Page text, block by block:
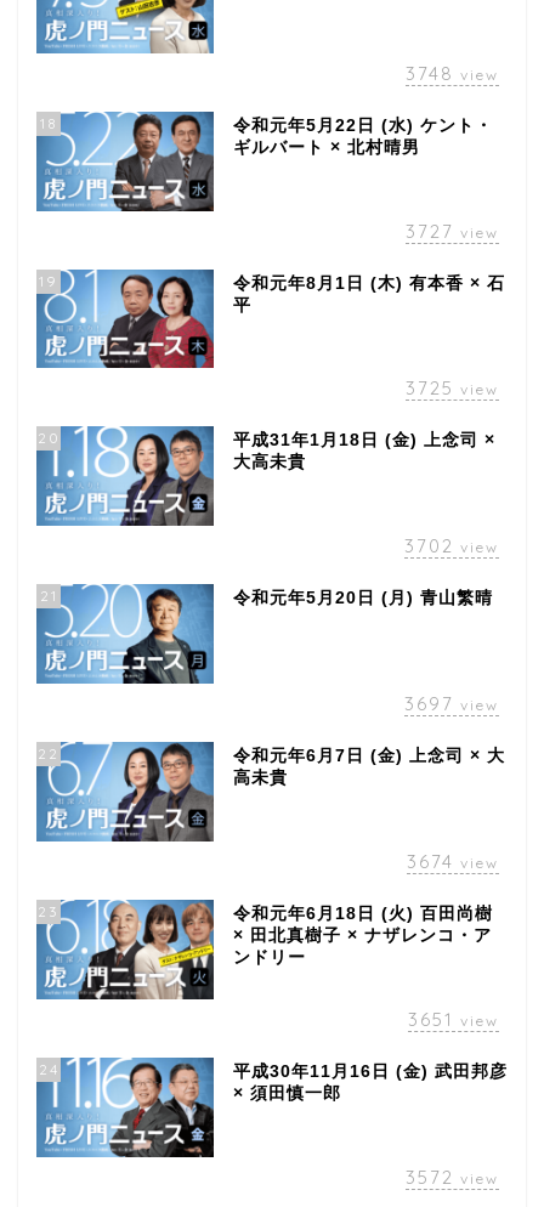
3748 view
18
令和元年5月22日 (水) ケント・
ギルバート × 北村晴男
3727 view
19
令和元年8月1日 (木) 有本香 × 石
平
3725 view
20
平成31年1月18日 (金) 上念司 ×
大高未貴
3702 view
21 令和元年5月20日 (月) 青山繁晴
3697 view
22
令和元年6月7日 (金) 上念司 × 大
高未貴
3674 view
23
令和元年6月18日 (火) 百田尚樹
× 田北真樹子 × ナザレンコ・ア
ンドリー
3651 view
24
平成30年11月16日 (金) 武田邦彦
× 須田慎一郎
3572 view